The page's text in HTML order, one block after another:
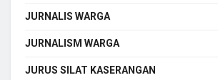
JURNALIS WARGA
JURNALISM WARGA
JURUS SILAT KASERANGAN